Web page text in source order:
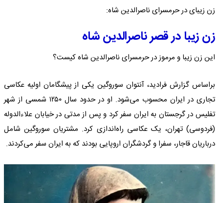
زن زیبای در حرمسرای ناصرالدین شاه:
زن زیبا در قصر ناصرالدین شاه
این زن زیبا و مرموز در حرمسرای ناصرالدین شاه کیست؟
براساس گزارش فرادید، آنتوان سوروگین یکی از پیشگامان اولیه عکاسی
تجاری در ایران محسوب می‌شود. او در حدود سال ۱۲۵۰ شمسی از شهر
تفلیس در گرجستان به ایران سفر کرد و پس از مدتی در خیابان علاءالدوله
(فردوسی) تهران، یک عکاسی راه‌اندازی کرد. مشتریان سوروگین شامل
درباریان قاجار، سفرا و گردشگران اروپایی بودند که به ایران سفر می‌کردند.